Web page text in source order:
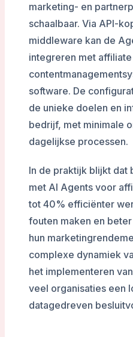
marketing- en
schaalbaar. Via API-
middleware kan de
integreren met
software. De
de unieke doelen en
bedrijf, met minimale
dagelijkse processen.
In de praktijk blijkt dat
met AI Agents voor
tot 40% efficiënter
fouten maken en
hun
complexe dynamiek
het implementeren
veel organisaties een
datagedreven